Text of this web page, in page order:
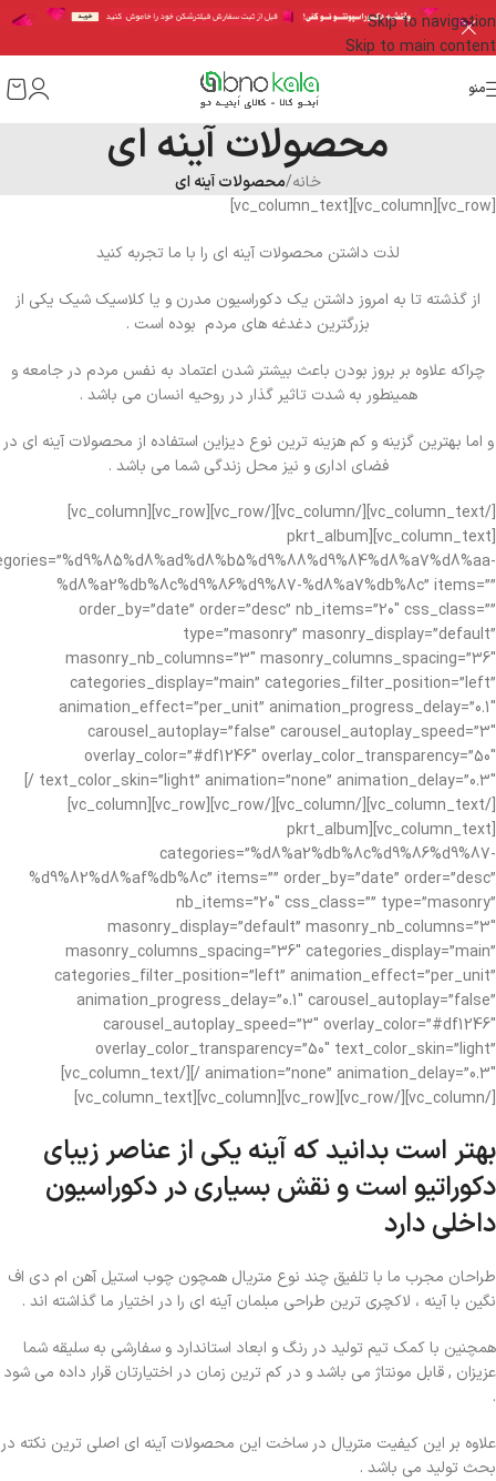
Skip to navigation
Skip to main content
منو
محصولات آینه ای
خانه/محصولات آینه ای
[vc_row][vc_column][vc_column_text]
لذت داشتن محصولات آینه ای را با ما تجربه کنید
از گذشته تا به امروز داشتن یک دکوراسیون مدرن و یا کلاسیک شیک یکی از
بزرگترین دغدغه های مردم بوده است .
چراکه علاوه بر بروز بودن باعث بیشتر شدن اعتماد به نفس مردم در جامعه و
همینطور به شدت تاثیر گذار در روحیه انسان می باشد .
و اما بهترین گزینه و کم هزینه ترین نوع دیزاین استفاده از محصولات آینه ای در
فضای اداری و نیز محل زندگی شما می باشد .
[/vc_column_text][/vc_column][/vc_row][vc_row][vc_column]
[vc_column_text][pkrt_album
%d8%a2%db%8c%d9%86%d9%87-%d8%a7%db%8c” items=””
order_by=”date” order=”desc” nb_items=”20″ css_class=””
type=”masonry” masonry_display=”default”
masonry_nb_columns=”3″ masonry_columns_spacing=”36″
categories_display=”main” categories_filter_position=”left”
animation_effect=”per_unit” animation_progress_delay=”0.1″
carousel_autoplay=”false” carousel_autoplay_speed=”3″
overlay_color=”#df1246″ overlay_color_transparency=”50″
text_color_skin=”light” animation=”none” animation_delay=”0.3″ /]
[/vc_column_text][/vc_column][/vc_row][vc_row][vc_column]
[vc_column_text][pkrt_album
categories=”%d8%a2%db%8c%d9%86%d9%87-
%d9%82%d8%af%db%8c” items=”” order_by=”date” order=”desc”
nb_items=”20″ css_class=”” type=”masonry”
masonry_display=”default” masonry_nb_columns=”3″
masonry_columns_spacing=”36″ categories_display=”main”
categories_filter_position=”left” animation_effect=”per_unit”
animation_progress_delay=”0.1″ carousel_autoplay=”false”
carousel_autoplay_speed=”3″ overlay_color=”#df1246″
overlay_color_transparency=”50″ text_color_skin=”light”
animation=”none” animation_delay=”0.3″ /][/vc_column_text]
[/vc_column][/vc_row][vc_row][vc_column][vc_column_text]
بهتر است بدانید که آینه یکی از عناصر زیبای
دکوراتیو است و نقش بسیاری در دکوراسیون
داخلی دارد
طراحان مجرب ما با تلفیق چند نوع متریال همچون چوب استیل آهن ام دی اف
نگین با آینه ، لاکچری ترین طراحی مبلمان آینه ای را در اختیار ما گذاشته اند .
همچنین با کمک تیم تولید در رنگ و ابعاد استاندارد و سفارشی به سلیقه شما
عزیزان , قابل مونتاژ می باشد و در کم ترین زمان در اختیارتان قرار داده می شود
.
علاوه بر این کیفیت متریال در ساخت این محصولات آینه ای اصلی ترین نکته در
بحث تولید می باشد .